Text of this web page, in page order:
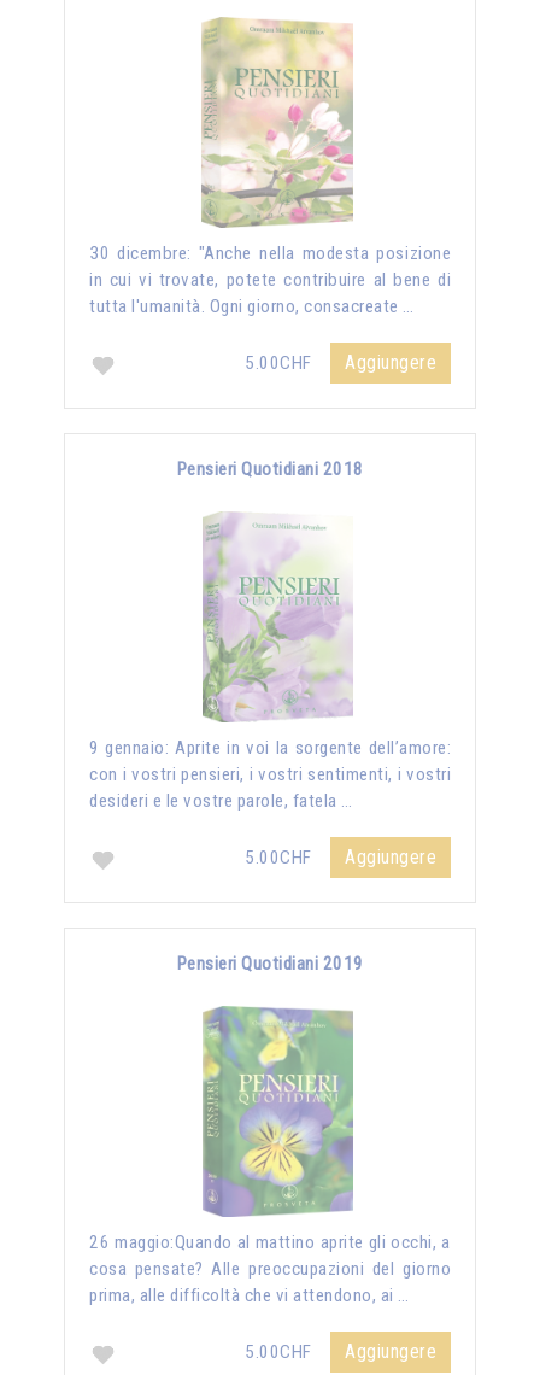
30 dicembre: "Anche nella modesta posizione
in cui vi trovate, potete contribuire al bene di
tutta l'umanità. Ogni giorno, consacreate …
5.00CHF Aggiungere
Pensieri Quotidiani 2018
9 gennaio: Aprite in voi la sorgente dell’amore:
con i vostri pensieri, i vostri sentimenti, i vostri
desideri e le vostre parole, fatela …
5.00CHF Aggiungere
Pensieri Quotidiani 2019
26 maggio:Quando al mattino aprite gli occhi, a
cosa pensate? Alle preoccupazioni del giorno
prima, alle difficoltà che vi attendono, ai …
5.00CHF Aggiungere